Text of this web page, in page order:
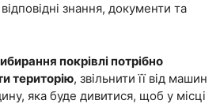
знання, документи та
покрівлі потрібно
територію, звільнити її від машин
яка буде дивитися, щоб у місці